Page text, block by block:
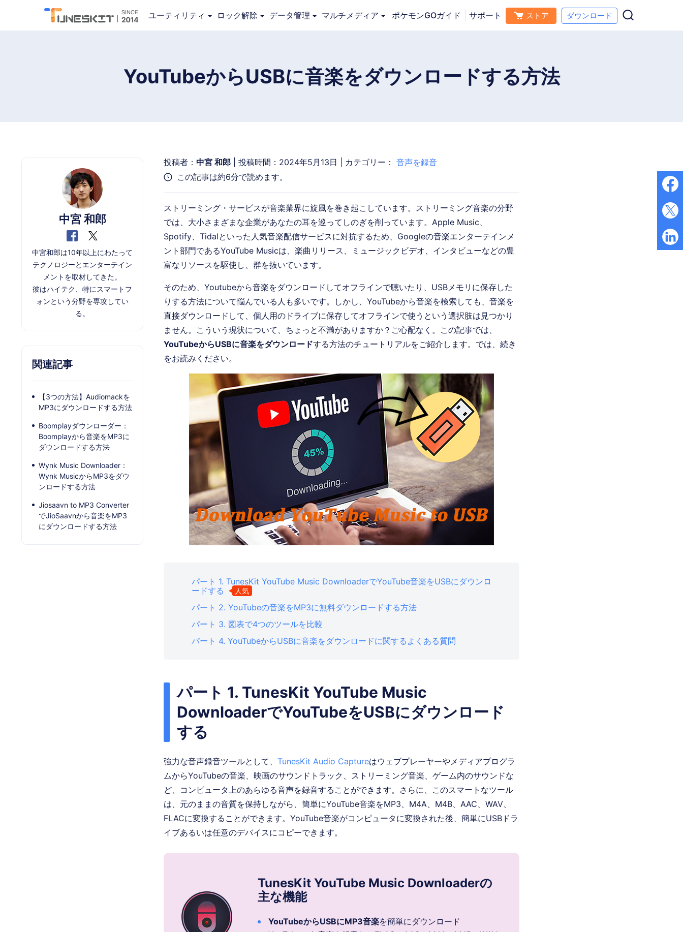
ユーティリティ ロック解除 データ管理 マルチメディア ポケモンGOガイド サポート ストア ダウンロード
Audio Capture
ダウンロード 今すぐ購入
YouTubeからUSBに音楽をダウンロードする方法
投稿者： 中宮 和郎 | 投稿時間：2024年5月13日 | カテゴリー： 音声を録音
この記事は約6分で読めます。
ストリーミング・サービスが音楽業界に旋風を巻き起こしています。ストリーミング音楽の分野
では、大小さまざまな企業があなたの耳を巡ってしのぎを削っています。Apple Music、
Spotify、Tidalといった人気音楽配信サービスに対抗するため、Googleの音楽エンターテインメ
ント部門であるYouTube Musicは、楽曲リリース、ミュージックビデオ、インタビューなどの豊
富なリソースを駆使し、群を抜いています。
そのため、Youtubeから音楽をダウンロードしてオフラインで聴いたり、USBメモリに保存した
りする方法について悩んでいる人も多いです。しかし、YouTubeから音楽を検索しても、音楽を
直接ダウンロードして、個人用のドライブに保存してオフラインで使うという選択肢は見つかり
ません。こういう現状について、ちょっと不満がありますか？ご心配なく。この記事では、
YouTubeからUSBに音楽をダウンロードする方法のチュートリアルをご紹介します。では、続き
をお読みください。
パート 1. TunesKit YouTube Music DownloaderでYouTube音楽をUSBにダウンロ
ードする
人気
パート 2. YouTubeの音楽をMP3に無料ダウンロードする方法
パート 3. 図表で4つのツールを比較
パート 4. YouTubeからUSBに音楽をダウンロードに関するよくある質問
パート 1. TunesKit YouTube Music
DownloaderでYouTubeをUSBにダウンロード
する
強力な音声録音ツールとして、 TunesKit Audio Captureはウェブプレーヤーやメディアプログラ
ムからYouTubeの音楽、映画のサウンドトラック、ストリーミング音楽、ゲーム内のサウンドな
ど、コンピュータ上のあらゆる音声を録音することができます。さらに、このスマートなツール
は、元のままの音質を保持しながら、簡単にYouTube音楽をMP3、M4A、M4B、AAC、WAV、
FLACに変換することができます。YouTube音楽がコンピュータに変換された後、簡単にUSBドラ
イブあるいは任意のデバイスにコピーできます。
TunesKit YouTube Music Downloaderの
主な機能
YouTubeからUSBにMP3音楽を簡単にダウンロード
中宮 和郎
中宮和郎は10年以上にわたって
テクノロジーとエンターテイン
メントを取材してきた。
彼はハイテク、特にスマートフ
ォンという分野を専攻してい
る。
関連記事
【3つの方法】Audiomackを
MP3にダウンロードする方法
Boomplayダウンローダー：
Boomplayから音楽をMP3に
ダウンロードする方法
Wynk Music Downloader：
Wynk MusicからMP3をダウ
ンロードする方法
Jiosaavn to MP3 Converter
でJioSaavnから音楽をMP3
にダウンロードする方法